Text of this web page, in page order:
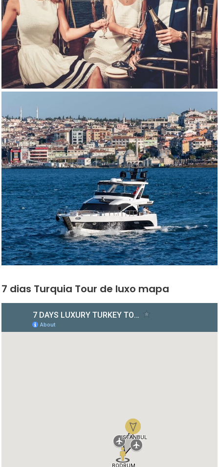
7 dias Turquia Tour de luxo mapa